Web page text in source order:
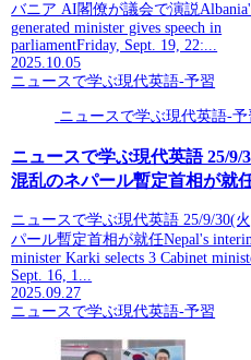
バニア AI閣僚が議会で演説
generated minister gives speech in
parliamentFriday, Sept. 19, 22:...
2025.10.05
ニュースで学ぶ現代英語-予習
ニュースで学ぶ現代英語-予
ニュースで学ぶ現代英語 25/9/
混乱のネパール暫定首相が就
ニュースで学ぶ現代英語 25/9/30(
パール暫定首相が就任Nepal's
minister Karki selects 3 Cabinet
Sept. 16, 1...
2025.09.27
ニュースで学ぶ現代英語-予習